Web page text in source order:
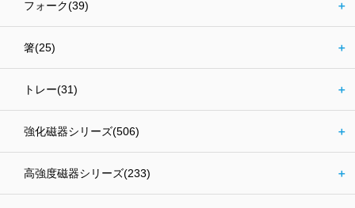
フォーク(39) ＋
箸(25) ＋
トレー(31) ＋
強化磁器シリーズ(506) ＋
高強度磁器シリーズ(233) ＋